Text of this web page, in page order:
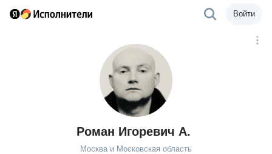
Войти
Роман Игоревич А.
Москва и Московская область